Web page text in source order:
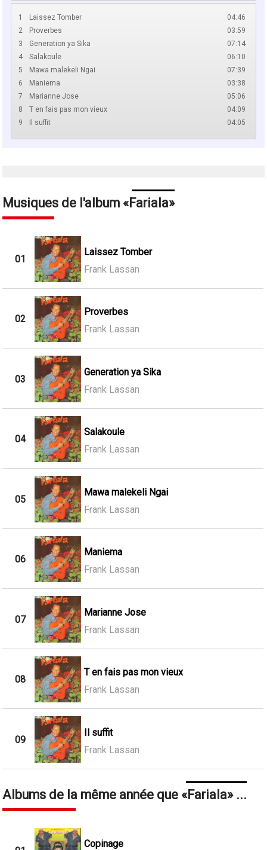
1 04:46
Laissez Tomber
2
03:59
Proverbes
3
07:14
Generation ya Sika
4
06:10
Salakoule
5
07:39
Mawa malekeli Ngai
6
03:38
Maniema
7
05:06
Marianne Jose
8
04:09
T en fais pas mon vieux
9
04:05
Il suffit
Musiques de l'album Fariala
01
Laissez Tomber
Frank Lassan
02
Proverbes
Frank Lassan
03
Generation ya Sika
Frank Lassan
04
Salakoule
Frank Lassan
05
Mawa malekeli Ngai
Frank Lassan
06
Maniema
Frank Lassan
07
Marianne Jose
Frank Lassan
08
T en fais pas mon vieux
Frank Lassan
09
Il suffit
Frank Lassan
Albums de la même année que Fariala ...
Copinage